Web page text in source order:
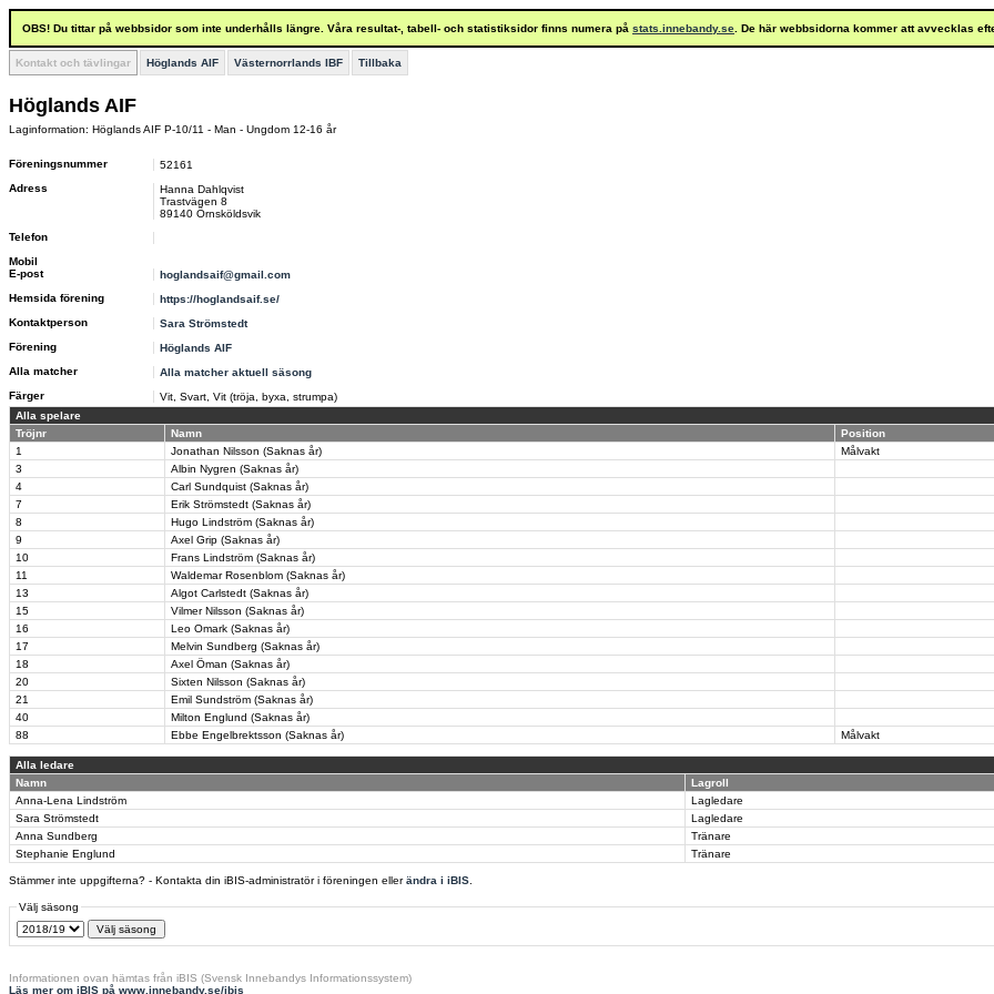
OBS! Du tittar på webbsidor som inte underhålls längre. Våra resultat-, tabell- och statistiksidor finns numera på stats.innebandy.se . De här webbsidorna kommer att avvecklas
Kontakt och tävlingar Höglands AIF Västernorrlands IBF Tillbaka
Höglands AIF
Laginformation: Höglands AIF P-10/11 - Man - Ungdom 12-16 år
Föreningsnummer
52161
Adress
Hanna Dahlqvist
Trastvägen 8
89140 Örnsköldsvik
Telefon
Mobil
E-post
hoglandsaif@gmail.com
Hemsida förening
https://hoglandsaif.se/
Kontaktperson
Sara Strömstedt
Förening
Höglands AIF
Alla matcher
Alla matcher aktuell säsong
Färger
Vit, Svart, Vit (tröja, byxa, strumpa)
Alla spelare
Tröjnr
Namn
Position
1
Jonathan Nilsson (Saknas år)
Målvakt
3
Albin Nygren (Saknas år)
4
Carl Sundquist (Saknas år)
7
Erik Strömstedt (Saknas år)
8
Hugo Lindström (Saknas år)
9
Axel Grip (Saknas år)
10
Frans Lindström (Saknas år)
11
Waldemar Rosenblom (Saknas år)
13
Algot Carlstedt (Saknas år)
15
Vilmer Nilsson (Saknas år)
16
Leo Omark (Saknas år)
17
Melvin Sundberg (Saknas år)
18
Axel Öman (Saknas år)
20
Sixten Nilsson (Saknas år)
21
Emil Sundström (Saknas år)
40
Milton Englund (Saknas år)
88
Ebbe Engelbrektsson (Saknas år) Målvakt
Alla ledare
Namn
Lagroll
Anna-Lena Lindström
Lagledare
Sara Strömstedt
Lagledare
Anna Sundberg
Tränare
Stephanie Englund
Tränare
Stämmer inte uppgifterna? - Kontakta din iBIS-administratör i föreningen ellerändra i iBIS
Välj säsong
Informationen ovan hämtas från iBIS (Svensk Innebandys Informationssystem)
Läs mer om iBIS på www.innebandy.se/ibis